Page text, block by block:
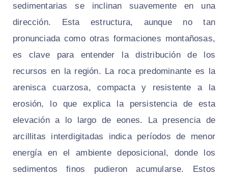
sedimentarias se inclinan suavemente en una
dirección. Esta estructura, aunque no tan
pronunciada como otras formaciones montañosas,
es clave para entender la distribución de los
recursos en la región. La roca predominante es la
arenisca cuarzosa, compacta y resistente a la
erosión, lo que explica la persistencia de esta
elevación a lo largo de eones. La presencia de
arcillitas interdigitadas indica períodos de menor
energía en el ambiente deposicional, donde los
sedimentos finos pudieron acumularse. Estos